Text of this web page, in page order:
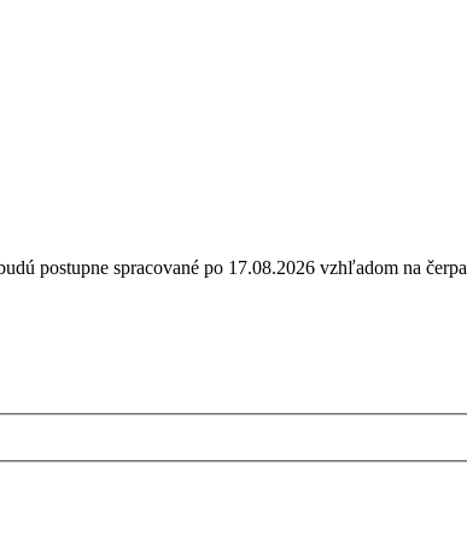
postupne spracované po 17.08.2026 vzhľadom na